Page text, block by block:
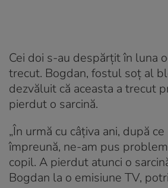
Cei doi s-au despărțit în luna
trecut. Bogdan, fostul soț al
dezvăluit că aceasta a trecut
pierdut o sarcină.
„În urmă cu câțiva ani, după
împreună, ne-am pus
copil. A pierdut atunci o
Bogdan la o emisiune TV,